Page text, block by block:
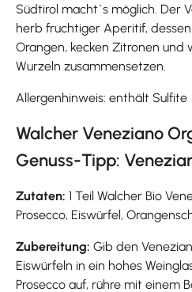
Südtirol macht´s möglich. Der
herb fruchtiger Aperitif,
Orangen, kecken Zitronen und
Wurzeln zusammensetzen.
Allergenhinweis: enthält Sulfite
Walcher Veneziano
Genuss-Tipp:
Zutaten: 1 Teil Walcher Bio
Prosecco, Eiswürfel,
Zubereitung: Gib den
Eiswürfeln in ein hohes
Prosecco auf, rühre mit einem